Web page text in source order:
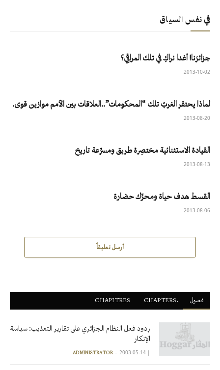
في نفس السياق
جزائرَنا‮! ‬أغدا‮ ‬نراكِ‮ ‬في‮ ‬تلك‮ ‬المراقِي؟
2013-10-02
لماذا يحتقر الغربُ تلك “المحكومات”..العلاقات بين الأمم موازين قوى.
2013-08-20
القيادة الاستثنائية مختصِرة طريق ومسرِّعة تاريخ
2013-08-13
القسط هدف حياة ومحرِّك حضارة
2013-08-06
أرسل تعليقاً
فصول CHAPITRES
ردود فعل النظام الجزائري على تقارير التعذيب: سياسة
الإنكار
|
ADMINISTRATOR 2003-05-14